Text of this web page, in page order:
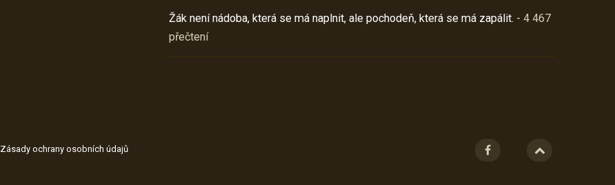
Žák není nádoba, která se má naplnit, ale pochodeň, která se má zapálit. - 4 467
přečtení
Zásady ochrany osobních údajů